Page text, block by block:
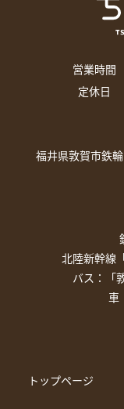
営業時間
定休日
福井県敦賀市鉄
北陸新幹線
バス：「
車
トップページ